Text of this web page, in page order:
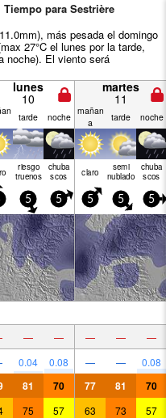
Tiempo para Sestrière
más pesada el domingo
27°C el lunes por la tarde,
noche). El viento será
lunes
10
martes
11
tarde noche mañan
a
tarde noche
riesgo
truenos
chuba
scos claro semi
nublado
chuba
scos
5 5 5 5 5
— — — — —
0.04 0.08 — — 0.08
81 70 77 81 70
75 57 63 73 57